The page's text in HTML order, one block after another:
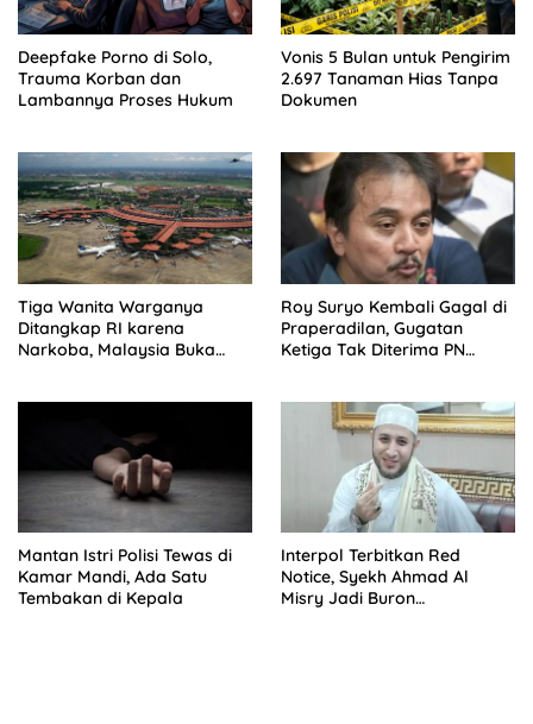
Deepfake Porno di Solo,
Trauma Korban dan
Lambannya Proses Hukum
Vonis 5 Bulan untuk Pengirim
2.697 Tanaman Hias Tanpa
Dokumen
Tiga Wanita Warganya
Ditangkap RI karena
Narkoba, Malaysia Buka
Roy Suryo Kembali Gagal di
Praperadilan, Gugatan
Ketiga Tak Diterima PN
Mantan Istri Polisi Tewas di
Kamar Mandi, Ada Satu
Tembakan di Kepala
Interpol Terbitkan Red
Notice, Syekh Ahmad Al
Misry Jadi Buron